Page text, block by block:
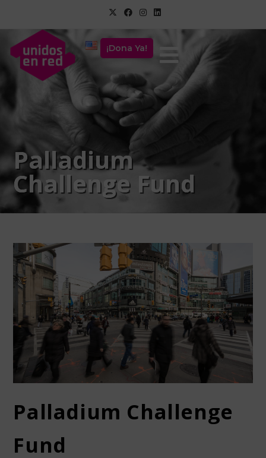
¡Dona Ya!
Palladium
Challenge Fund
Palladium Challenge
Fund